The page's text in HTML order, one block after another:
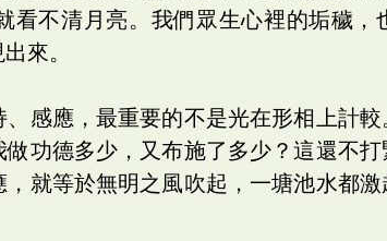
看不清月亮。我們眾生心裡的垢穢，
來。
感應，最重要的不是光在形相上計
功德多少，又布施了多少？這還不
就等於無明之風吹起，一塘池水都